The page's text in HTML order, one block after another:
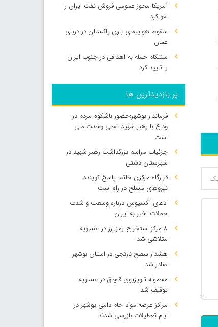
آمریکا مجوز عمومی فروش نفت ایران را
لغو کرد
سقوط هواپیمای باری پاکستان در دریای
عمان
سنتکام حمله به اهدافی در جنوب ایران
را تایید کرد
پر بازدیدترین ها
فرماندار بوشهر:حضور باشکوه مردم در
وداع با رهبر شهید تجلی وحدت ملی
است
جزئیات مراسم بزرگداشت رهبر شهید در
شهرستان دشتی
قرارگاه مرکزی خاتم: پاسخ کوبنده
نیروهای مسلح در راه است
ادعای آکسیوس درباره وسعت و شدت
حملات اخیر به ایران
۸ مرکز استخراج رمز ارز در عسلویه
متلاشی شد
هشدار سطح نارنجی در استان بوشهر
صادر شد
محموله تلویزیون قاچاق در عسلویه
توقیف شد
مراکز عرضه مواد خام دامی بوشهر در
ایام تعطیلات بازرسی شدند